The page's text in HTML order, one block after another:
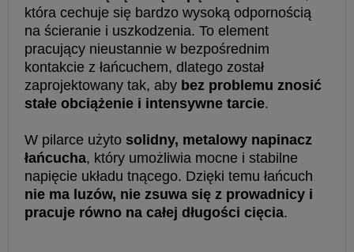
która cechuje się bardzo wysoką odpornością
na ścieranie i uszkodzenia. To element
pracujący nieustannie w bezpośrednim
kontakcie z łańcuchem, dlatego został
zaprojektowany tak, aby bez problemu znosić
stałe obciążenie i intensywne tarcie.
W pilarce użyto solidny, metalowy napinacz
łańcucha, który umożliwia mocne i stabilne
napięcie układu tnącego. Dzięki temu łańcuch
nie ma luzów, nie zsuwa się z prowadnicy i
pracuje równo na całej długości cięcia.